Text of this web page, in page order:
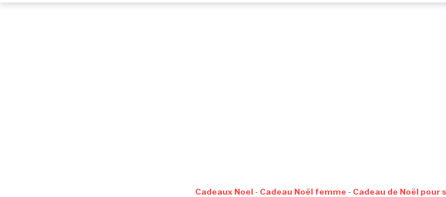
Cadeaux Noel - Cadeau Noël femme - Cadeau de Noël pour